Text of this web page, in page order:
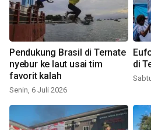
Pendukung Brasil di Ternate
nyebur ke laut usai tim
favorit kalah
Senin, 6 Juli 2026
di